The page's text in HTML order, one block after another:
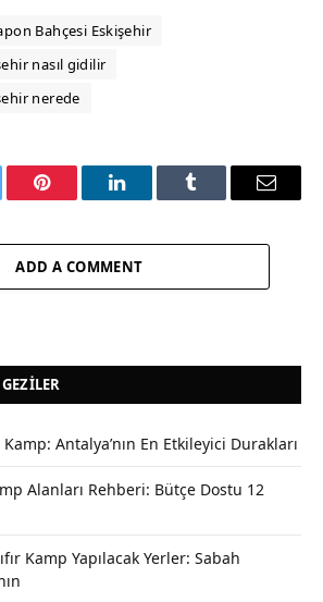
Bahçesi Eskişehir
nasıl gidilir
nerede
Pinterest LinkedInTumblr Email
ADD A COMMENT
Antalya’nın En Etkileyici Durakları
Alanları Rehberi: Bütçe Dostu 12
Kamp Yapılacak Yerler: Sabah